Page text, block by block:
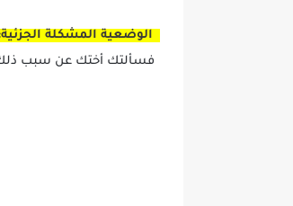
الوضعية المشكلة
فسألتك أختك عن سبب